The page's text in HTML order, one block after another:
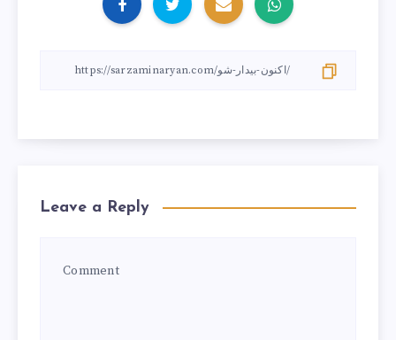
Leave a Reply